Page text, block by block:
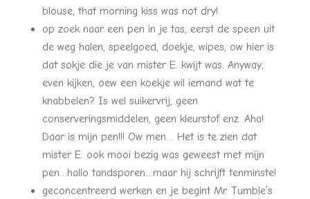
blouse, that morning kiss was not dry!
op zoek naar een pen in je tas, eerst de speen uit
de weg halen, speelgoed, doekje, wipes, ow hier is
dat sokje die je van mister E. kwijt was. Anyway,
even kijken, oew een koekje wil iemand wat te
knabbelen? Is wel suikervrij, geen
conserveringsmiddelen, geen kleurstof enz. Aha!
Daar is mijn pen!!! Ow men… Het is te zien dat
mister E. ook mooi bezig was geweest met mijn
pen…hallo tandsporen…maar hij schrijft tenminste!
geconcentreerd werken en je begint Mr. Tumble’s